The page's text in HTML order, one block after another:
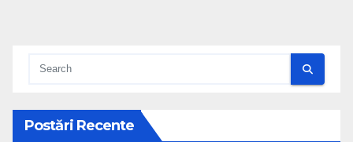
Postări Recente